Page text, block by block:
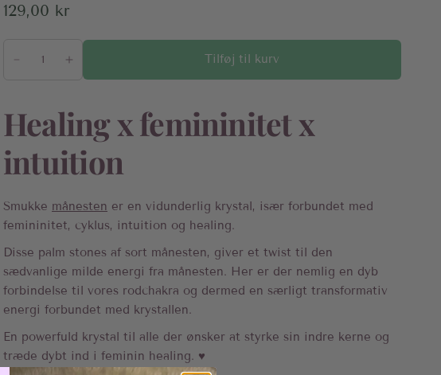
129,00 kr
Tilføj til kurv
Healing x femininitet x
intuition
Smukke månesten er en vidunderlig krystal, især forbundet med
femininitet, cyklus, intuition og healing.
Disse palm stones af sort månesten, giver et twist til den
sædvanlige milde energi fra månesten. Her er der nemlig en dyb
forbindelse til vores rodchakra og dermed en særligt transformativ
energi forbundet med krystallen.
En powerfuld krystal til alle der ønsker at styrke sin indre kerne og
træde dybt ind i feminin healing. ♥︎